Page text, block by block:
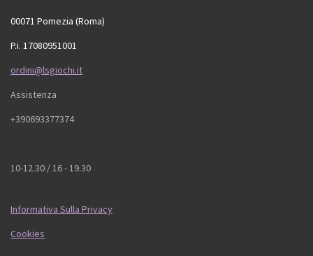
00071 Pomezia (Roma)
P.i. 17080951001
ordini@lsgiochi.it
Assistenza
+390693377374
10-12.30 / 16 - 19.30
Informativa Sulla Privacy
Cookies